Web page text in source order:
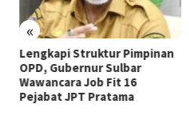
«
Lengkapi Struktur Pimpinan
OPD, Gubernur Sulbar
Wawancara Job Fit 16
Pejabat JPT Pratama